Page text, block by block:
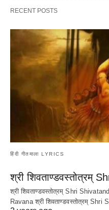
RECENT POSTS
हिंदी गीतमाला LYRICS
श्री शिवताण्डवस्तोत्रम्
श्री शिवताण्डवस्तोत्रम् Shri
Ravana श्री शिवताण्डवस्तोत्रम्